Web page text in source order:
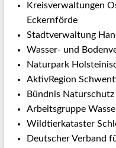
Kreisverwaltungen
Eckernförde
Stadtverwaltung
Wasser- und
Naturpark
AktivRegion
Bündnis
Arbeitsgruppe
Wildtierkataster
Deutscher Verband